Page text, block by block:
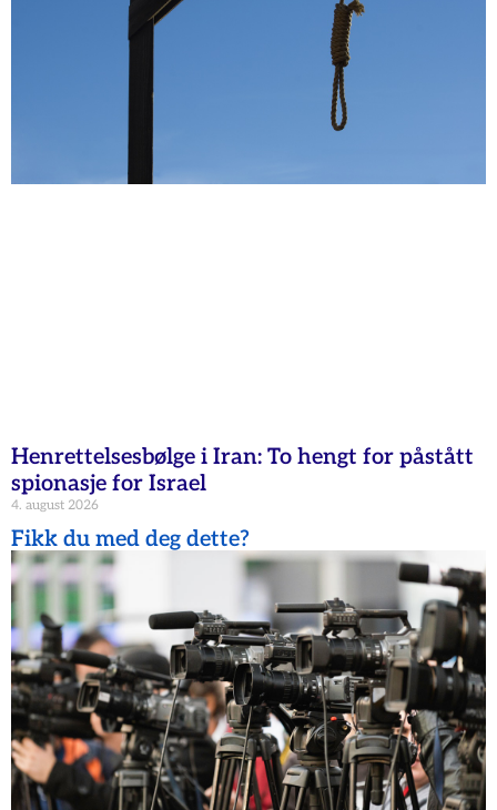
Henrettelsesbølge i Iran: To hengt for påstått
spionasje for Israel
4. august 2026
Fikk du med deg dette?